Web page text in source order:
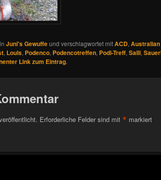
Juni's Gewuffeund verschlagwortet mitACD,
, Louis, Podenco, Podencotreffen, Podi-Treff, Salli,
Link zum Eintrag.
Erforderliche Felder sind mit * markiert